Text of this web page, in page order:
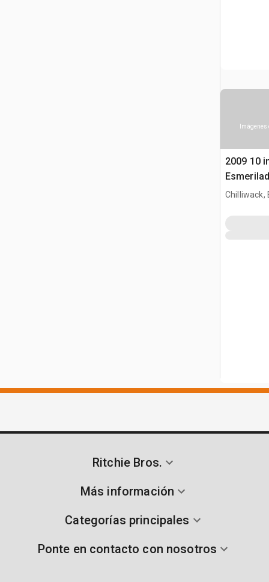
2009 10
Chilliwack,
Ritchie Bros.
Más información
Categorías principales
Ponte en contacto con nosotros